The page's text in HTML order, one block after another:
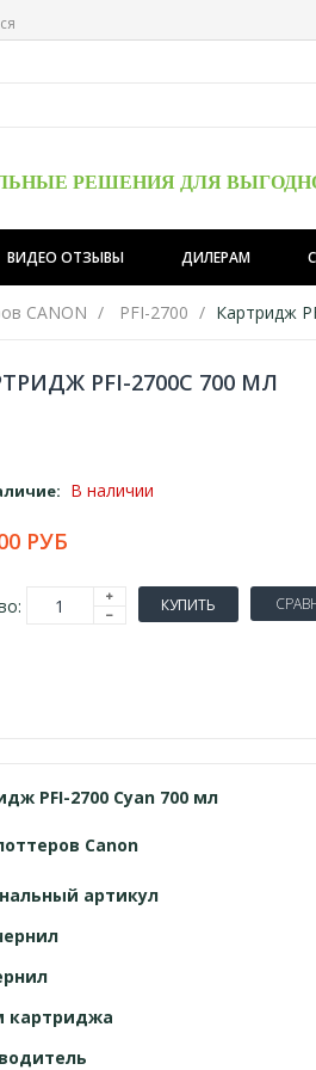
РЕШЕНИЯ ДЛЯ
ВИДЕО ОТЗЫВЫ ДИЛЕРАМ
CANON PFI-2700 Картридж
PFI-2700C 700 МЛ
В наличии
РУБ
КУПИТЬ
PFI-2700 Cyan 700 мл
Canon
артикул
картриджа